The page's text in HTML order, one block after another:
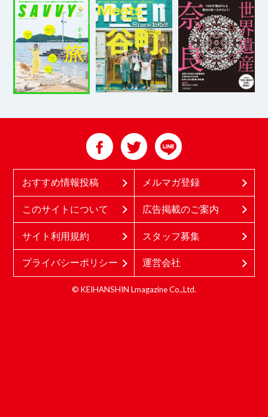
おすすめ情報投稿 メルマガ登録
このサイトについて 広告掲載のご案内
サイト利用規約 スタッフ募集
プライバシーポリシー 運営会社
© KEIHANSHIN Lmagazine Co.,Ltd.